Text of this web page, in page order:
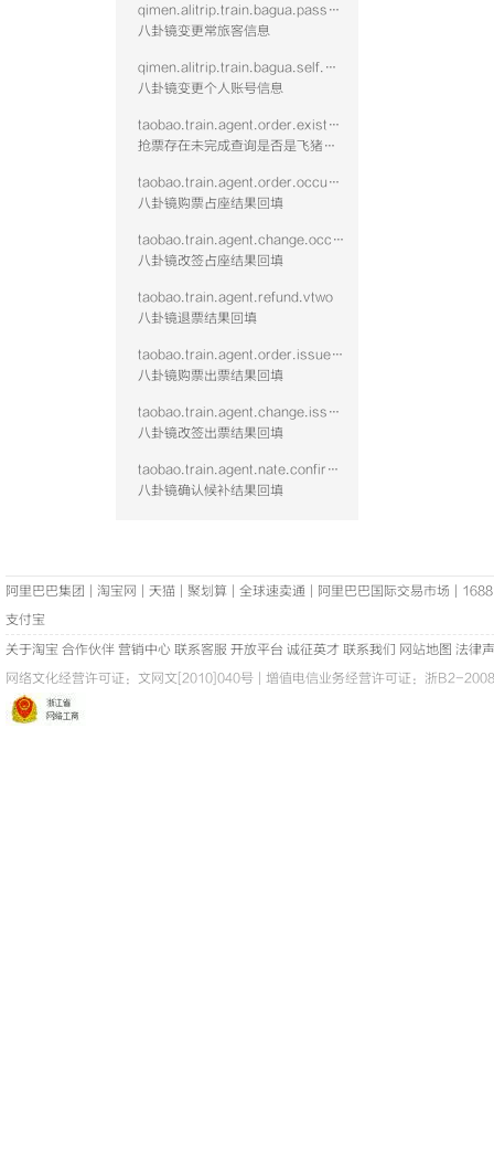
qimen.alitrip.train.bagua.passenger.modify
八卦镜变更常旅客信息
qimen.alitrip.train.bagua.self.modify
八卦镜变更个人账号信息
taobao.train.agent.order.existnotcomplete
抢票存在未完成查询是否是飞猪占座
taobao.train.agent.order.occupy.vtwo
八卦镜购票占座结果回填
taobao.train.agent.change.occupy.vtwo
八卦镜改签占座结果回填
taobao.train.agent.refund.vtwo
八卦镜退票结果回填
taobao.train.agent.order.issue.vtwo
八卦镜购票出票结果回填
taobao.train.agent.change.issue.vtwo
八卦镜改签出票结果回填
taobao.train.agent.nate.confirm.vtwo
八卦镜确认候补结果回填
阿里巴巴集团 淘宝网 天猫 聚划算 全球速卖通 阿里巴巴国际交易市场
1688
支付宝
关于淘宝 合作伙伴 营销中心 联系客服 开放平台 诚征英才 联系我们 网站地图 法律
网络文化经营许可证： 文网文[2010]040号 增值电信业务经营许可证：浙B2-